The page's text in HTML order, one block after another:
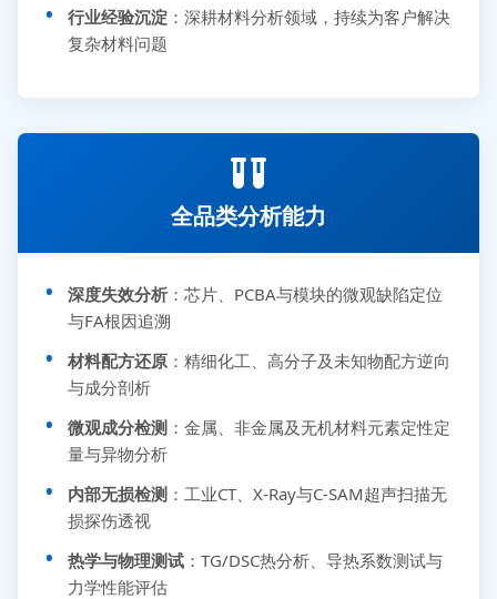
行业经验沉淀 ：深耕材料分析领域，持续为客户解决
复杂材料问题
全品类分析能力
深度失效分析 ：芯片、PCBA与模块的微观缺陷定位
与FA根因追溯
材料配方还原 ：精细化工、高分子及未知物配方逆向
与成分剖析
微观成分检测 ：金属、非金属及无机材料元素定性定
量与异物分析
内部无损检测 ：工业CT、X-Ray与C-SAM超声扫描无
损探伤透视
热学与物理测试 ：TG/DSC热分析、导热系数测试与
力学性能评估